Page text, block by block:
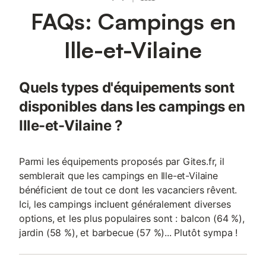
FAQs: Campings en
Ille-et-Vilaine
Quels types d'équipements sont
disponibles dans les campings en
Ille-et-Vilaine ?
Parmi les équipements proposés par Gites.fr, il
semblerait que les campings en Ille-et-Vilaine
bénéficient de tout ce dont les vacanciers rêvent.
Ici, les campings incluent généralement diverses
options, et les plus populaires sont : balcon (64 %),
jardin (58 %), et barbecue (57 %)... Plutôt sympa !